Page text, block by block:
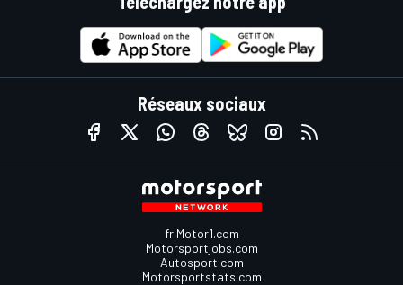
Réseaux sociaux
fr.Motor1.com
Motorsportjobs.com
Autosport.com
Motorsportstats.com